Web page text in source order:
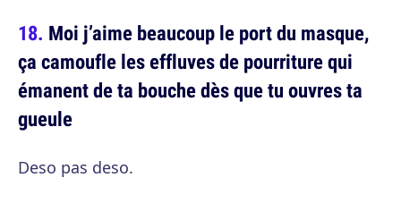
Moi j’aime beaucoup le port du masque,
ça camoufle les effluves de pourriture qui
émanent de ta bouche dès que tu ouvres ta
gueule
Deso pas deso.